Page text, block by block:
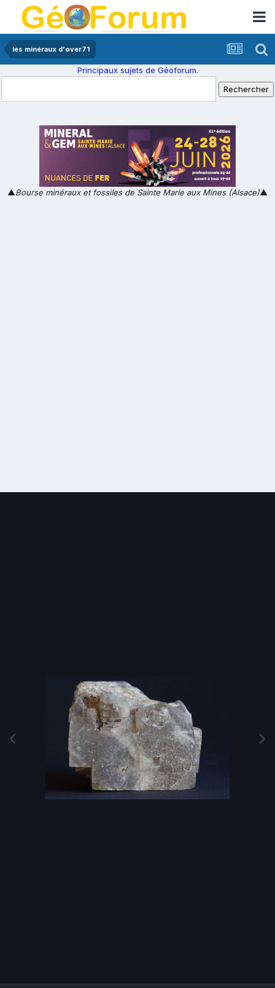
les minéraux d'over71
Principaux sujets de Géoforum.
▲Bourse minéraux et fossiles de Sainte Marie aux Mines (Alsace)▲